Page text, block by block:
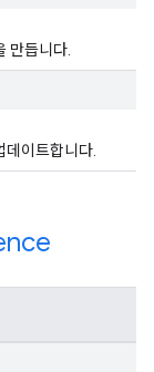
만듭니다.
데이트합니다.